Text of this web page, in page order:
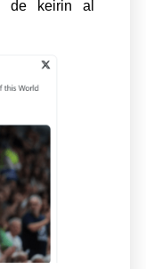
de keirin al